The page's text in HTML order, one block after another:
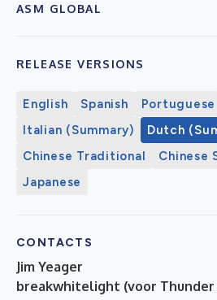
ASM GLOBAL
RELEASE VERSIONS
English Spanish Portuguese
Italian (Summary)
Dutch
Chinese Traditional
Chinese
Japanese
CONTACTS
Jim Yeager
breakwhitelight (voor Thunder